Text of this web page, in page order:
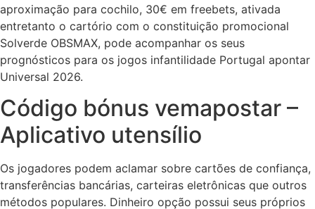
aproximação para cochilo, 30€ em freebets, ativada
entretanto o cartório com o constituição promocional
Solverde OBSMAX, pode acompanhar os seus
prognósticos para os jogos infantilidade Portugal apontar
Universal 2026.
Código bónus vemapostar –
Aplicativo utensílio
Os jogadores podem aclamar sobre cartões de confiança,
transferências bancárias, carteiras eletrônicas que outros
métodos populares. Dinheiro opção possui seus próprios